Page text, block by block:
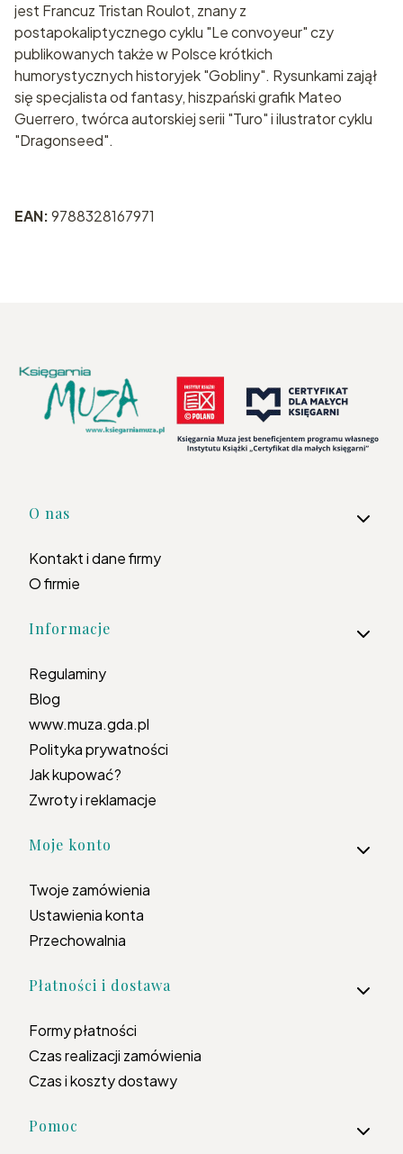
jest Francuz Tristan Roulot, znany z
postapokaliptycznego cyklu "Le convoyeur" czy
publikowanych także w Polsce krótkich
humorystycznych historyjek "Gobliny". Rysunkami zajął
się specjalista od fantasy, hiszpański grafik Mateo
Guerrero, twórca autorskiej serii "Turo" i ilustrator cyklu
"Dragonseed".
EAN:9788328167971
Linki w stopce
O nas
Kontakt i dane firmy
O firmie
Informacje
Regulaminy
Blog
www.muza.gda.pl
Polityka prywatności
Jak kupować?
Zwroty i reklamacje
Moje konto
Twoje zamówienia
Ustawienia konta
Przechowalnia
Płatności i dostawa
Formy płatności
Czas realizacji zamówienia
Czas i koszty dostawy
Pomoc